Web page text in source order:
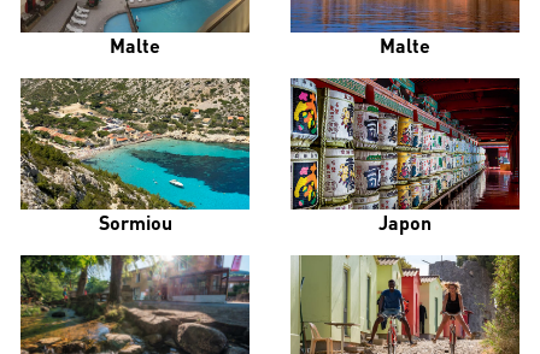
Malte Malte
Sormiou Japon